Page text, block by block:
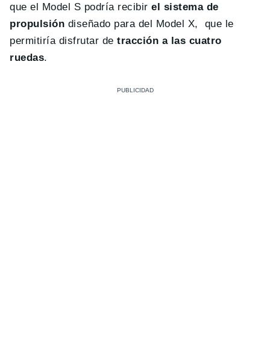
que el Model S podría recibir el sistema de
propulsión diseñado para del Model X, que le
permitiría disfrutar detracción a las cuatro
ruedas.